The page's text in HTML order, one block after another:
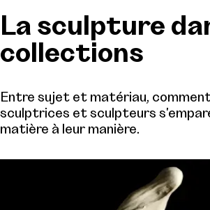
La sculpture
collections
Entre sujet et matériau,
sculptrices et sculpteurs
matière à leur manière.